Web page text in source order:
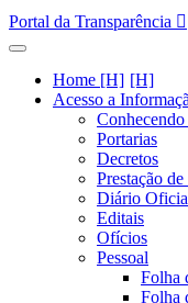
Portal da Transparência
Home [H]
Acesso a
Portarias
Decretos
Prestação
Diário
Editais
Ofícios
Pessoal
Folha
Folha